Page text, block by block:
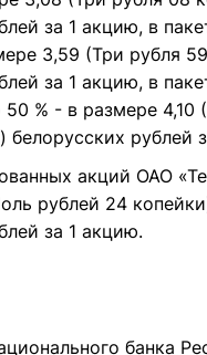
за 1 акцию, в
3,59 (Три рубля
за 1 акцию, в
% - в размере 4,10
белорусских рублей
акций ОАО
рублей 24
за 1 акцию.
банка